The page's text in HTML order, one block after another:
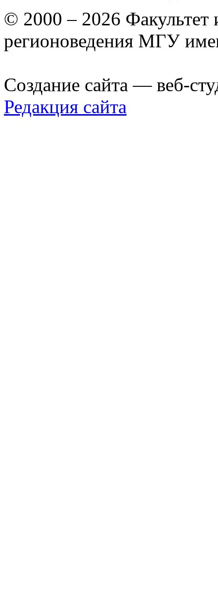
© 2000 – 2026 Факультет
регионоведения МГУ
Создание сайта — веб-
Редакция сайта